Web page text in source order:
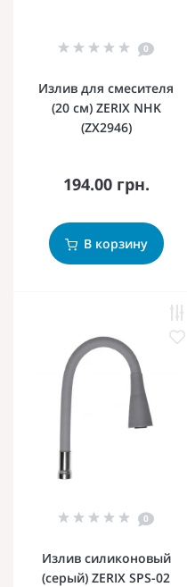
0
Излив для смесителя
(20 см) ZERIX NHK
(ZX2946)
194.00 грн.
В корзину
0
Излив силиконовый
(серый) ZERIX SPS-02